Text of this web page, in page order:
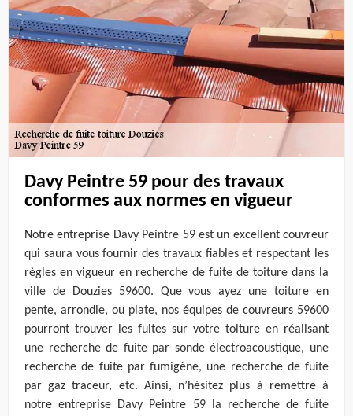
Davy Peintre 59 pour des travaux
conformes aux normes en vigueur
Notre entreprise Davy Peintre 59 est un excellent couvreur
qui saura vous fournir des travaux fiables et respectant les
règles en vigueur en recherche de fuite de toiture dans la
ville de Douzies 59600. Que vous ayez une toiture en
pente, arrondie, ou plate, nos équipes de couvreurs 59600
pourront trouver les fuites sur votre toiture en réalisant
une recherche de fuite par sonde électroacoustique, une
recherche de fuite par fumigène, une recherche de fuite
par gaz traceur, etc. Ainsi, n’hésitez plus à remettre à
notre entreprise Davy Peintre 59 la recherche de fuite